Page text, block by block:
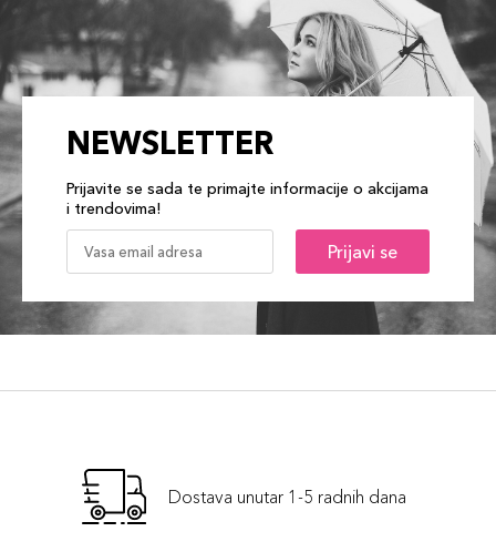
NEWSLETTER
Prijavite se sada te primajte informacije o akcijama
i trendovima!
Prijavi se
Dostava unutar 1-5 radnih dana